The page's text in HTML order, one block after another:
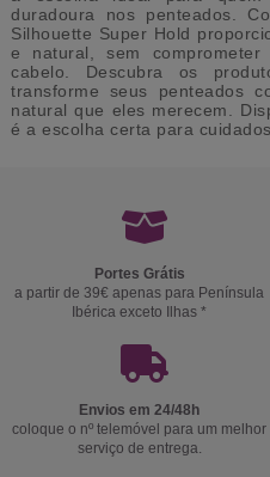
duradoura nos penteados.
Silhouette Super Hold
e natural, sem
cabelo. Descubra os
transforme seus penteados
natural que eles merecem.
é a escolha certa para
Portes Grátis
a partir de 39€ apenas para Península
Ibérica exceto Ilhas *
Envios em 24/48h
coloque o nº telemóvel para um melhor
serviço de entrega.